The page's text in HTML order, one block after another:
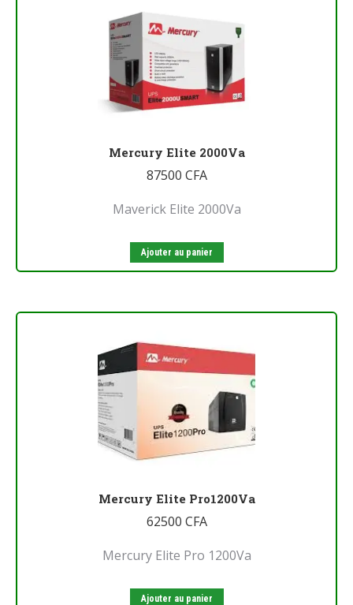
Mercury Elite 2000Va
87500 CFA
Maverick Elite 2000Va
Ajouter au panier
Mercury Elite Pro1200Va
62500 CFA
Mercury Elite Pro 1200Va
Ajouter au panier